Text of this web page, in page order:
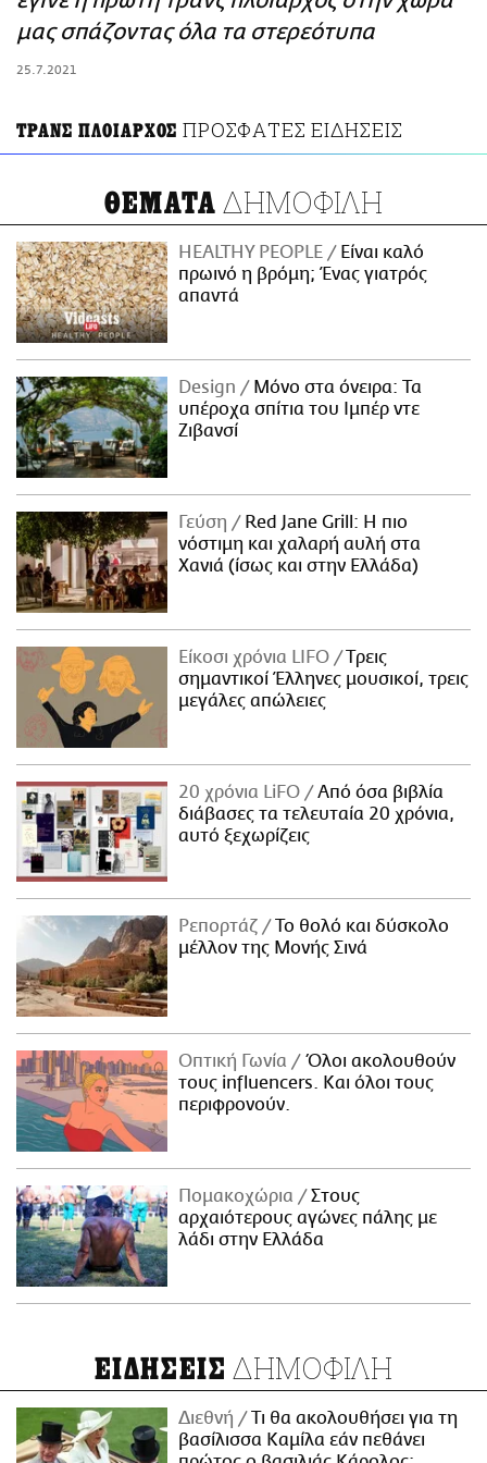
ΑΜΠΑ
μας σπάζοντας όλα τα στερεότυπα
25.7.2021
ΤΡΑΝΣ ΠΛΟΙΑΡΧΟΣ ΠΡΟΣΦΑΤΕΣ ΕΙΔΗΣΕΙΣ
ΘΕΜΑΤΑ ΔΗΜΟΦΙΛΗ
HEALTHY PEOPLE
Είναι καλό
πρωινό η βρόμη; Ένας γιατρός
απαντά
Design
Μόνο στα όνειρα: Τα
υπέροχα σπίτια του Ιμπέρ ντε
Ζιβανσί
Γεύση
Red Jane Grill: Η πιο
νόστιμη και χαλαρή αυλή στα
Χανιά (ίσως και στην Ελλάδα)
Είκοσι χρόνια LIFO
Tρεις
σημαντικοί Έλληνες μουσικοί, τρεις
μεγάλες απώλειες
20 χρόνια LiFO
Από όσα βιβλία
διάβασες τα τελευταία 20 χρόνια,
αυτό ξεχωρίζεις
Ρεπορτάζ
Το θολό και δύσκολο
μέλλον της Μονής Σινά
Οπτική Γωνία
Όλοι ακολουθούν
τους influencers. Και όλοι τους
περιφρονούν.
Πομακοχώρια
Στους
αρχαιότερους αγώνες πάλης με
λάδι στην Ελλάδα
ΕΙΔΗΣΕΙΣ ΔΗΜΟΦΙΛΗ
Διεθνή
Τι θα ακολουθήσει για τη
βασίλισσα Καμίλα εάν πεθάνει